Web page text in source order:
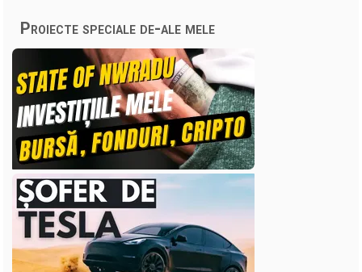
Proiecte speciale de-ale mele